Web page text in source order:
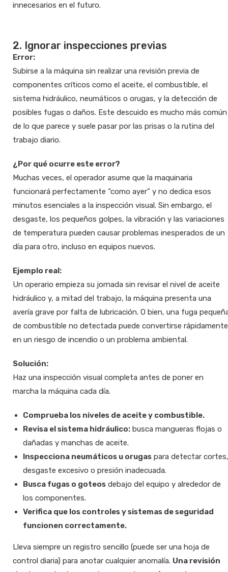
innecesarios en el futuro.
2. Ignorar inspecciones previas
Error:
Subirse a la máquina sin realizar una revisión previa de
componentes críticos como el aceite, el combustible, el
sistema hidráulico, neumáticos o orugas, y la detección de
posibles fugas o daños. Este descuido es mucho más común
de lo que parece y suele pasar por las prisas o la rutina del
trabajo diario.
¿Por qué ocurre este error?
Muchas veces, el operador asume que la maquinaria
funcionará perfectamente “como ayer” y no dedica esos
minutos esenciales a la inspección visual. Sin embargo, el
desgaste, los pequeños golpes, la vibración y las variaciones
de temperatura pueden causar problemas inesperados de un
día para otro, incluso en equipos nuevos.
Ejemplo real:
Un operario empieza su jornada sin revisar el nivel de aceite
hidráulico y, a mitad del trabajo, la máquina presenta una
avería grave por falta de lubricación. O bien, una fuga
de combustible no detectada puede convertirse rápidamente
en un riesgo de incendio o un problema ambiental.
Solución:
Haz una inspección visual completa antes de poner en
marcha la máquina cada día.
Comprueba los niveles de aceite y combustible.
Revisa el sistema hidráulico: busca mangueras flojas o
dañadas y manchas de aceite.
Inspecciona neumáticos u orugas para detectar cortes,
desgaste excesivo o presión inadecuada.
Busca fugas o goteos debajo del equipo y alrededor de
los componentes.
Verifica que los controles y sistemas de seguridad
funcionen correctamente.
Lleva siempre un registro sencillo (puede ser una hoja de
control diaria) para anotar cualquier anomalía. Una revisión